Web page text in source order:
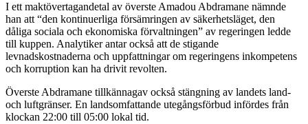
I ett maktövertagandetal av överste Amadou Abdramane nämnde
han att “den kontinuerliga försämringen av säkerhetsläget, den
dåliga sociala och ekonomiska förvaltningen” av regeringen ledde
till kuppen. Analytiker antar också att de stigande
levnadskostnaderna och uppfattningar om regeringens inkompetens
och korruption kan ha drivit revolten.
Överste Abdramane tillkännagav också stängning av landets land-
och luftgränser. En landsomfattande utegångsförbud infördes från
klockan 22:00 till 05:00 lokal tid.